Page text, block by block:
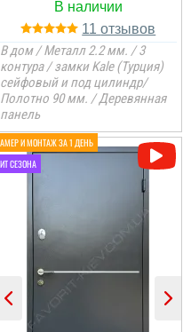
11
В дом / Металл 2.2 мм. / 3
контура / замки Kale (Турция)
сейфовый и под цилиндр/
Полотно 90 мм. / Деревянная
панель